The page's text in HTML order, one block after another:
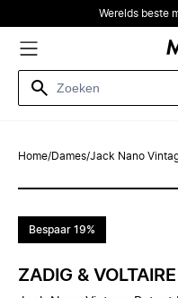
Werelds beste
Home/Dames/Jack Nano
Bespaar 19%
ZADIG & VOLTAIRE